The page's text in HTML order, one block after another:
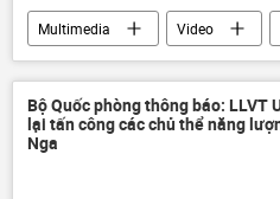
Multimedia Video
Kim Jong-un
Thế giới
Bộ Quốc phòng thông báo: LLVT
lại tấn công các chủ thể năng
Nga